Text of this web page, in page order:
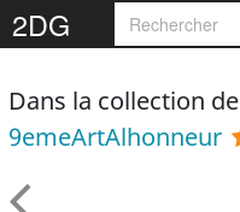
2DG
Dans la collection de
9emeArtAlhonneur